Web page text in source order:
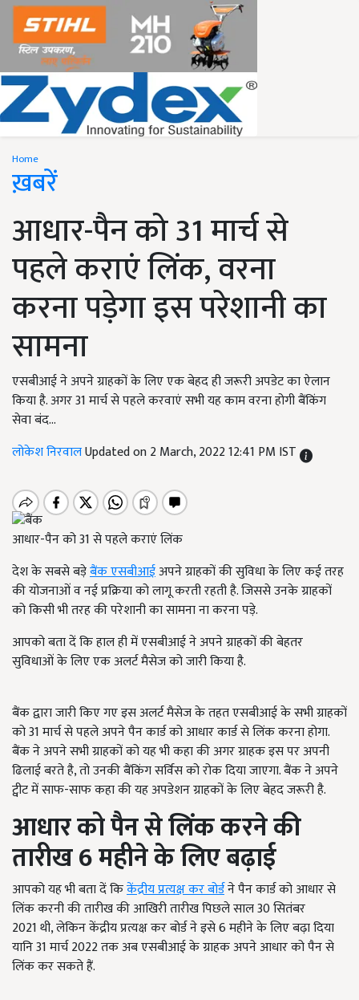
Home
ख़बरें
आधार-पैन को 31 मार्च से
पहले कराएं लिंक, वरना
करना पड़ेगा इस परेशानी का
सामना
एसबीआई ने अपने ग्राहकों के लिए एक बेहद ही जरूरी अपडेट का ऐलान
किया है. अगर 31 मार्च से पहले करवाएं सभी यह काम वरना होगी बैंकिंग
सेवा बंद...
लोकेश निरवालUpdated on 2 March, 2022 12:41 PM IST
आधार-पैन को 31 से पहले कराएं लिंक
देश के सबसे बड़ेबैंक एसबीआईअपने ग्राहकों की सुविधा के लिए कई तरह
की योजनाओं व नई प्रक्रिया को लागू करती रहती है. जिससे उनके ग्राहकों
को किसी भी तरह की परेशानी का सामना ना करना पड़े.
आपको बता दें कि हाल ही में एसबीआई ने अपने ग्राहकों की बेहतर
सुविधाओं के लिए एक अलर्ट मैसेज को जारी किया है.
बैंक द्वारा जारी किए गए इस अलर्ट मैसेज के तहत एसबीआई के सभी ग्राहकों
को 31 मार्च से पहले अपने पैन कार्ड को आधार कार्ड से लिंक करना होगा.
बैंक ने अपने सभी ग्राहकों को यह भी कहा की अगर ग्राहक इस पर अपनी
ढिलाई बरते है, तो उनकी बैंकिंग सर्विस को रोक दिया जाएगा. बैंक ने अपने
ट्वीट में साफ-साफ कहा की यह अपडेशन ग्राहकों के लिए बेहद जरूरी है.
आधार को पैन से लिंक करने की
तारीख6महीने के लिए बढ़ाई
आपको यह भी बता दें किकेंद्रीय प्रत्यक्ष कर बोर्डने पैन कार्ड को आधार से
लिंक करनी की तारीख की आखिरी तारीख पिछले साल 30 सितंबर
2021 थी, लेकिन केंद्रीय प्रत्यक्ष कर बोर्ड ने इसे 6 महीने के लिए बढ़ा दिया
यानि 31 मार्च 2022 तक अब एसबीआई के ग्राहक अपने आधार को पैन से
लिंक कर सकते हैं.